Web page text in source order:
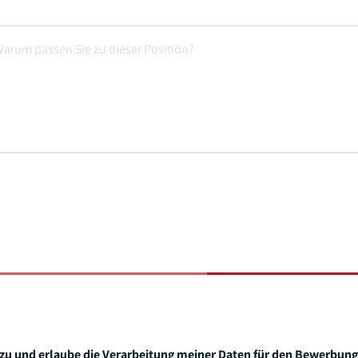
und erlaube die Verarbeitung meiner Daten für den